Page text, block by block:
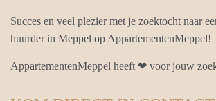
Succes en veel plezier met je zoektocht naar
huurder in Meppel op AppartementenMeppel!
AppartementenMeppel heeft ❤ voor jouw